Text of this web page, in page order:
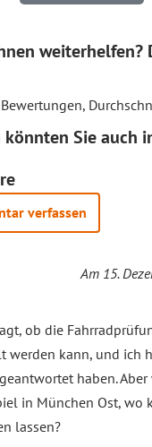
weiterhelfen?
Bewertungen,
könnten Sie auch
verfassen
Am 15.
ob die
werden kann, und ich
geantwortet haben.
in München Ost, wo
lassen?